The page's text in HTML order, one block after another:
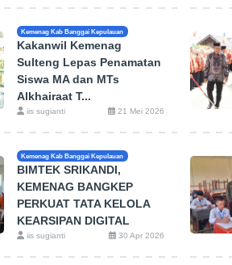
Kemenag Kab Banggai Kepulauan
Kakanwil Kemenag
Sulteng Lepas Penamatan
Siswa MA dan MTs
Alkhairaat T...
iis sugianti 21 Mei 2026
Kemenag Kab Banggai Kepulauan
BIMTEK SRIKANDI,
KEMENAG BANGKEP
PERKUAT TATA KELOLA
KEARSIPAN DIGITAL
iis sugianti 30 Apr 2026